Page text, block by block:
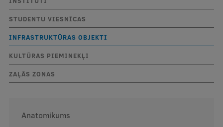
Mobile
galvenā
izvēlne
Studiju iespējas
Pamatstudiju programmas
Maģistra studiju programmas
STUDENTU VIESNĪCAS
INFRASTRUKTŪRAS OBJEKTI
KULTŪRAS PIEMINEKĻI
ZAĻĀS ZONAS
Anatomikums